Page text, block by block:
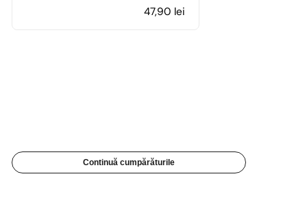
47,90 lei
Continuă cumpărăturile